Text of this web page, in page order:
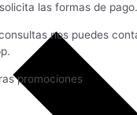
las formas de pago.
nos puedes
promociones